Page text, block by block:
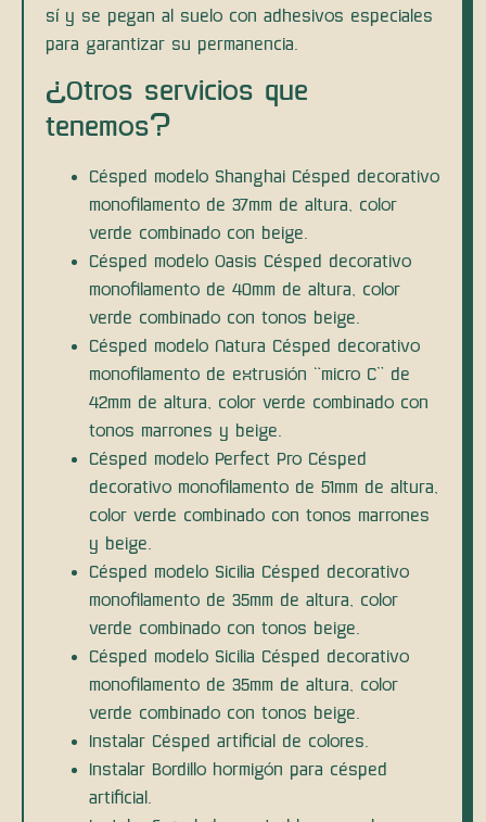
sí y se pegan al suelo con adhesivos especiales
para garantizar su permanencia.
¿Otros servicios que
tenemos?
Césped modelo Shanghai Césped decorativo
monofilamento de 37mm de altura, color
verde combinado con beige.
Césped modelo Oasis Césped decorativo
monofilamento de 40mm de altura, color
verde combinado con tonos beige.
Césped modelo Natura Césped decorativo
monofilamento de extrusión “micro C” de
42mm de altura, color verde combinado con
tonos marrones y beige.
Césped modelo Perfect Pro Césped
decorativo monofilamento de 51mm de altura,
color verde combinado con tonos marrones
y beige.
Césped modelo Sicilia Césped decorativo
monofilamento de 35mm de altura, color
verde combinado con tonos beige.
Césped modelo Sicilia Césped decorativo
monofilamento de 35mm de altura, color
verde combinado con tonos beige.
Instalar Césped artificial de colores.
Instalar Bordillo hormigón para césped
artificial.